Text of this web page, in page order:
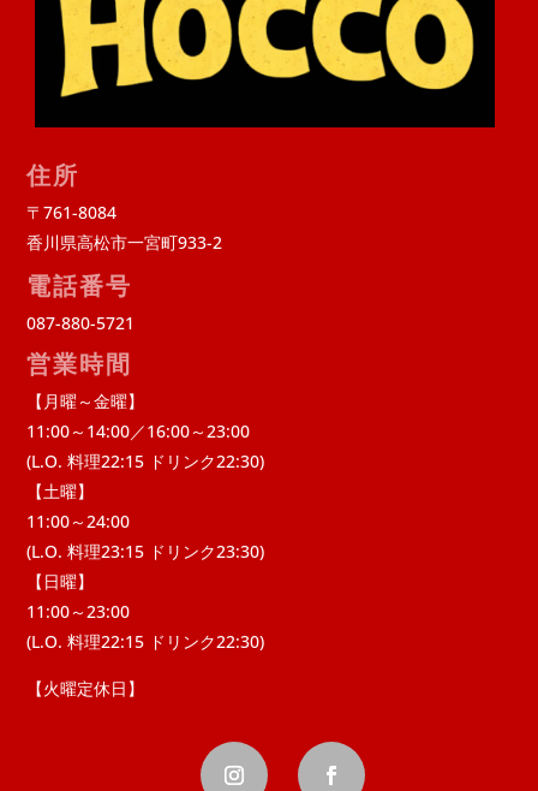
住所
〒761-8084
香川県高松市一宮町933-2
電話番号
087-880-5721
営業時間
【月曜～金曜】
11:00～14:00／16:00～23:00
(L.O. 料理22:15 ドリンク22:30)
【土曜】
11:00～24:00
(L.O. 料理23:15 ドリンク23:30)
【日曜】
11:00～23:00
(L.O. 料理22:15 ドリンク22:30)
【火曜定休日】